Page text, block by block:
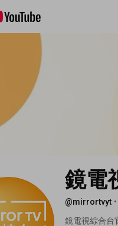
鏡電
@mirrortvyt •
鏡電視綜合台